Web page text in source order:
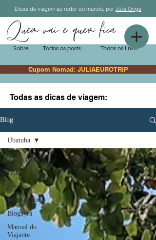
Sobre Todos os posts Todos os links
Cupom Nomad: JULIAEUROTRIP
Dicas de viagem ao redor do mundo, por Júlia Orige
Todas as dicas de viagem:
Blog
Todos posts
Home
Freebie
Intercâmbio
Blogayra
Manual do
Viajante
Ubatuba